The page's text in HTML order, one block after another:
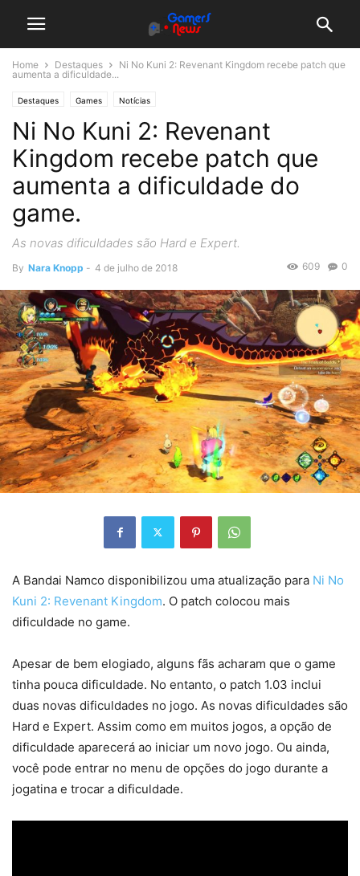
Home Destaques
Ni No Kuni 2: Revenant Kingdom recebe patch que
aumenta a dificuldade...
Destaques Games Notícias
Ni No Kuni 2: Revenant
Kingdom recebe patch que
aumenta a dificuldade do
game.
As novas dificuldades são Hard e Expert.
By Nara Knopp - 4 de julho de 2018 0
609
A Bandai Namco disponibilizou uma atualização para Ni No
Kuni 2: Revenant Kingdom. O patch colocou mais
dificuldade no game.
Apesar de bem elogiado, alguns fãs acharam que o game
tinha pouca dificuldade. No entanto, o patch 1.03 inclui
duas novas dificuldades no jogo. As novas dificuldades são
Hard e Expert. Assim como em muitos jogos, a opção de
dificuldade aparecerá ao iniciar um novo jogo. Ou ainda,
você pode entrar no menu de opções do jogo durante a
jogatina e trocar a dificuldade.